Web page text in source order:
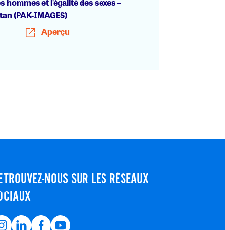
hommes et l'égalité des sexes –
(PAK-IMAGES)
Aperçu
NOUS SUR LES RÉSEAUX